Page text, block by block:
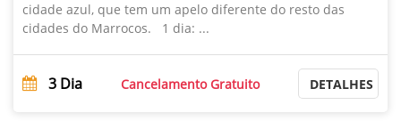
cidade azul, que tem um apelo diferente do resto das
cidades do Marrocos. 1 dia: ...
3 Dia Cancelamento Gratuito DETALHES